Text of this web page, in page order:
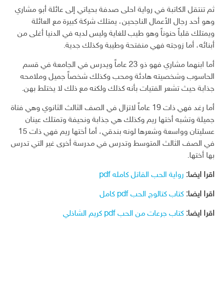
ثم تنتقل الكاتبة في رواية احلى صدفة بحياتي إلى عائلة أبو مشاري
وهو أحد رجال الأعمال الناجحين، يمتلك شركة كبيرة مع العائلة
ويمتلك قلباً حنوناً وهو طيب للغاية وليس لديه في الدنيا أغلى من
أبنائه، أما زوجته فهي منفتحة وطيبة وكذلك جدية.
أما ابنهما مشاري فهو ذو 23 عاماً ويدرس في الجامعة في قسم
الحاسوب وشخصيته هادئة ومحب وكذلك شخصاً جميل وملامحه
جذابة حيث تشعر الفتيات بأنه كذلك ولكنه مع ذلك لا يختلط بهن.
أما رغد فهي ذات 19 عاماً لاتزال في الصف الثالث الثانوي وهي فتاة
جميلة وتشبه أختها ريم وكذلك هي جذابة ونحيفة وتمتلك عينان
عسليتان وواسعة وشعرها لونه بندقي، أما أختها ريم فهي ذات 15
في الصف الثالث المتوسط وتدرس في مدرسة أخرى غير التي تدرس
بها أختها.
اقرا ايضا: رواية الحب القاتل كامله pdf
اقرا ايضا: كتاب كتالوج الحب pdf كامل
اقرا ايضا: كتاب جرعات من الحب pdf كريم الشاذلي